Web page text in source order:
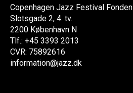
Copenhagen Jazz Festival Fonden
Slotsgade 2, 4. tv.
2200 København N
Tlf.: +45 3393 2013
CVR: 75892616
information@jazz.dk